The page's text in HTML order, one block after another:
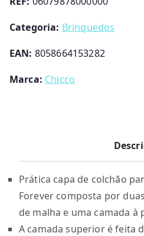
Categoria: Brinquedos
EAN: 8058664153282
Marca: Chicco
Prática capa de colchão
Forever composta por
de malha e uma camada à
A camada superior é feita